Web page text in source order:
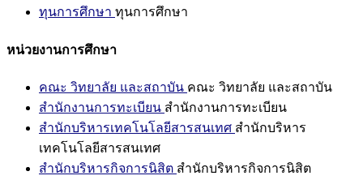
ทุนการศึกษา ทุนการศึกษา
หน่วยงานการศึกษา
คณะ วิทยาลัย และสถาบัน คณะ วิทยาลัย และสถาบัน
สำนักงานการทะเบียน สำนักงานการทะเบียน
สำนักบริหารเทคโนโลยีสารสนเทศ สำนักบริหาร
เทคโนโลยีสารสนเทศ
สำนักบริหารกิจการนิสิต สำนักบริหารกิจการนิสิต